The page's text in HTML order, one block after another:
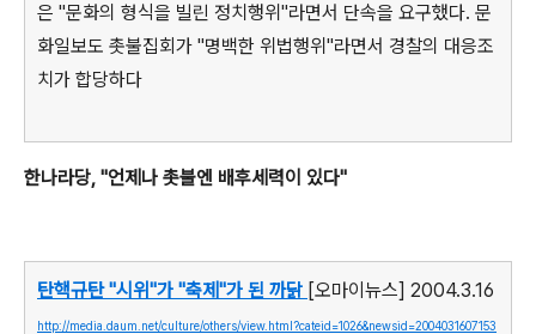
은 "문화의 형식을 빌린 정치행위"라면서 단속을 요구했다. 문
화일보도 촛불집회가 "명백한 위법행위"라면서 경찰의 대응조
치가 합당하다
한나라당, "언제나 촛불엔 배후세력이 있다"
탄핵규탄 "시위"가 "축제"가 된 까닭 [오마이뉴스] 2004.3.16
http://media.daum.net/culture/others/view.html?cateid=1026&newsid=2004031607153